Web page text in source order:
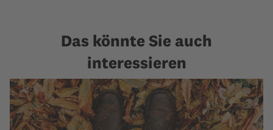
Das könnte Sie auch
interessieren